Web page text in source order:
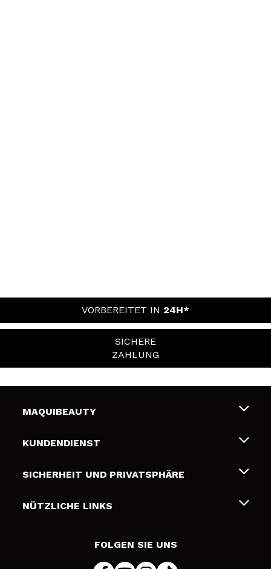
VORBEREITET IN 24H*
SICHERE
ZAHLUNG
MAQUIBEAUTY
Über uns
Geschenkkarten
KUNDENDIENST
Liefer- und Versandkosten
Zahlung
SICHERHEIT UND PRIVATSPHÄRE
Bedingungen und Datenschutz
NÜTZLICHE LINKS
FOLGEN SIE UNS